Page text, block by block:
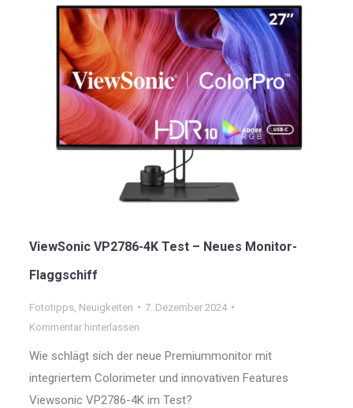
ViewSonic VP2786-4K Test – Neues Monitor-
Flaggschiff
Fototipps Neuigkeiten
7. Dezember 2024
Kommentar hinterlassen
Wie schlägt sich der neue Premiummonitor mit
integriertem Colorimeter und innovativen Features
Viewsonic VP2786-4K im Test?